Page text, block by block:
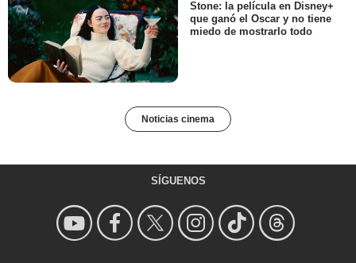
Stone: la película en Disney+
que ganó el Oscar y no tiene
miedo de mostrarlo todo
Noticias cinema
SÍGUENOS